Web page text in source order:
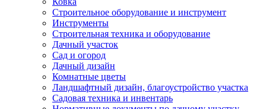
Строительное оборудование и инструмент
Инструменты
Строительная техника и оборудование
Дачный участок
Сад и огород
Дачный дизайн
Комнатные цветы
Ландшафтный дизайн, благоустройство участка
Садовая техника и инвентарь